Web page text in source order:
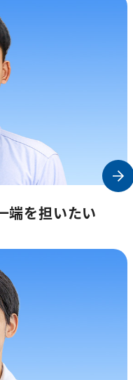
端を担いたい